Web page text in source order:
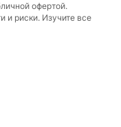
офертой.
и риски. Изучите все